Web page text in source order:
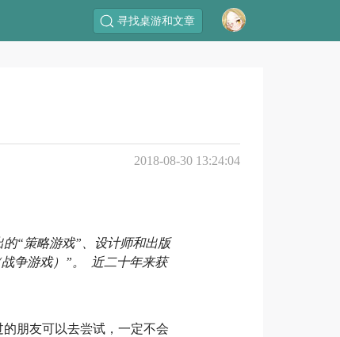
寻找桌游和文章
2018-08-30 13:24:04
“策略游戏”、设计师和出版
争游戏）”。 近二十年来获
朋友可以去尝试，一定不会